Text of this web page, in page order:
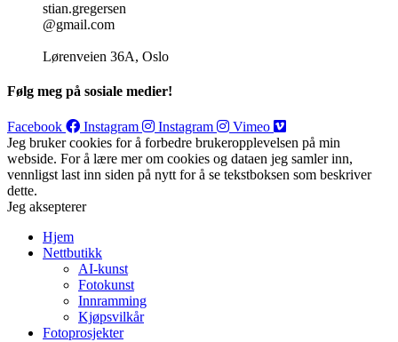
stian.gregersen
@gmail.com
Lørenveien 36A, Oslo
Følg meg på sosiale medier!
Facebook Instagram Instagram
Vimeo
Jeg bruker cookies for å forbedre brukeropplevelsen på min
webside. For å lære mer om cookies og dataen jeg samler inn,
vennligst last inn siden på nytt for å se tekstboksen som beskriver
dette.
Jeg aksepterer
Hjem
Nettbutikk
AI-kunst
Fotokunst
Innramming
Kjøpsvilkår
Fotoprosjekter